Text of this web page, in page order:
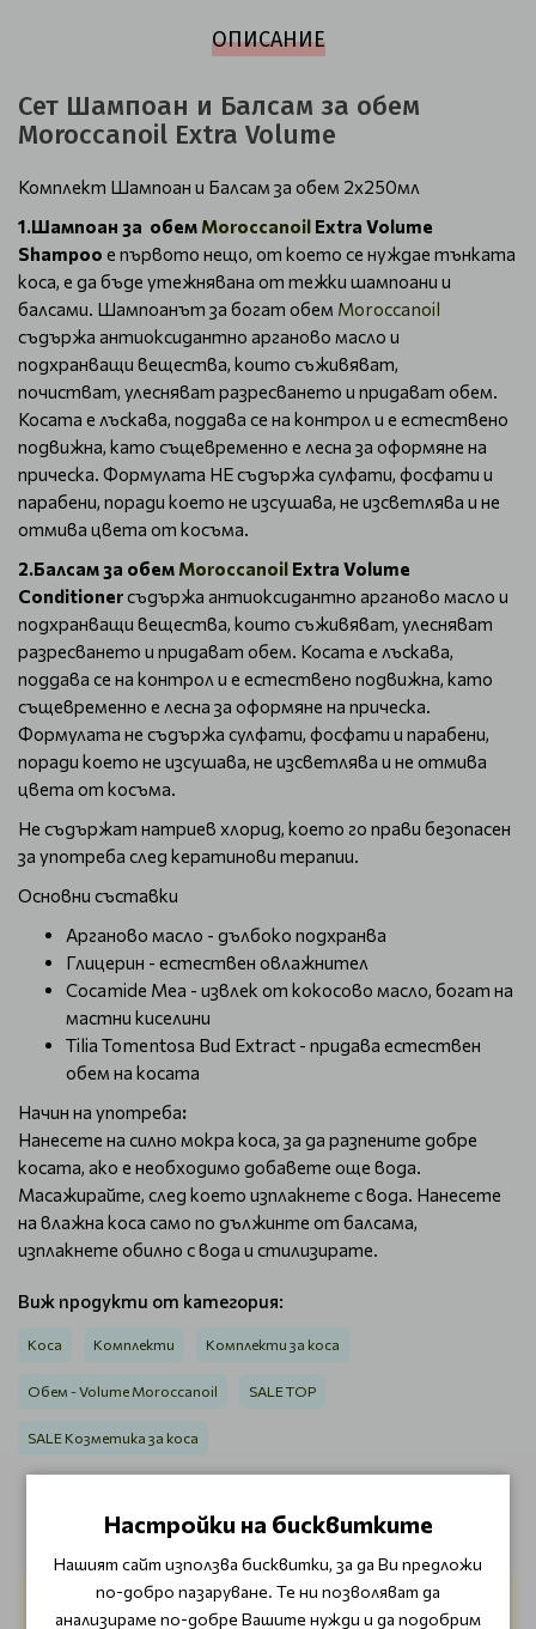
ОПИСАНИЕ
Сет Шампоан и Балсам за обем
Moroccanoil Extra Volume
Комплект Шампоан и Балсам за обем 2х250мл
1.Шампоан за обем Moroccanoil Extra Volume
Shampoo е първото нещо, от което се нуждае тънката
коса, е да бъде утежнявана от тежки шампоани и
балсами. Шампоанът за богат обем Moroccanoil
съдържа антиоксидантно арганово масло и
подхранващи вещества, които съживяват,
почистват, улесняват разресването и придават обем.
Косата е лъскава, поддава се на контрол и е естествено
подвижна, като същевременно е лесна за оформяне на
прическа. Формулата НЕ съдържа сулфати, фосфати и
парабени, поради което не изсушава, не изсветлява и не
отмива цвета от косъма.
2.Балсам за обем Moroccanoil Extra Volume
Conditionerсъдържа антиоксидантно арганово масло и
подхранващи вещества, които съживяват, улесняват
разресването и придават обем. Косата е лъскава,
поддава се на контрол и е естествено подвижна, като
същевременно е лесна за оформяне на прическа.
Формулата не съдържа сулфати, фосфати и парабени,
поради което не изсушава, не изсветлява и не отмива
цвета от косъма.
Не съдържат натриев хлорид, което го прави безопасен
за употреба след кератинови терапии.
Основни съставки
Арганово масло - дълбоко подхранва
Глицерин - естествен овлажнител
Cocamide Mea - извлек от кокосово масло, богат на
мастни киселини
Tilia Tomentosa Bud Extract - придава естествен
обем на косата
Начин на употреба:
Нанесете на силно мокра коса, за да разпените добре
косата, ако е необходимо добавете още вода.
Масажирайте, след което изплакнете с вода. Нанесете
на влажна коса само по дължинте от балсама,
изплакнете обилно с вода и стилизирате.
Виж продукти от категория:
Коса Комплекти Комплекти за коса
Обем - Volume Moroccanoil SALE TOP
SALE Козметика за коса
ОТЗИВИ (3)
Татяна Раднева
Настройки на бисквитките
Нашият сайт използва бисквитки, за да Ви предложи
по-добро пазаруване. Те ни позволяват да
анализираме по-добре Вашите нужди и да подобрим